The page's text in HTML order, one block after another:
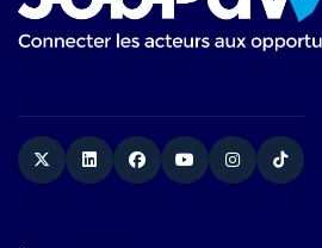
TwitterLinkedinFacebookYouTubeInstagram
TikTok